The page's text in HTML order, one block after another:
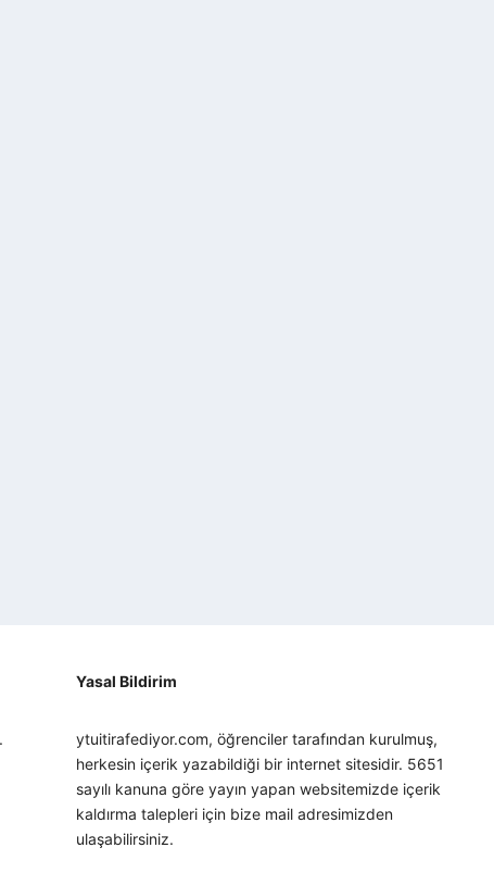
Yasal Bildirim
ytuitirafediyor.com, öğrenciler tarafından kurulmuş,
herkesin içerik yazabildiği bir internet sitesidir. 5651
sayılı kanuna göre yayın yapan websitemizde içerik
kaldırma talepleri için bize mail adresimizden
ulaşabilirsiniz.